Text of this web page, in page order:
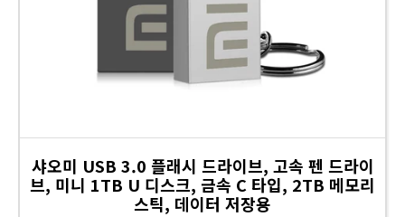
샤오미 USB 3.0 플래시 드라이브, 고속 펜 드라이
브, 미니 1TB U 디스크, 금속 C 타입, 2TB 메모리
스틱, 데이터 저장용